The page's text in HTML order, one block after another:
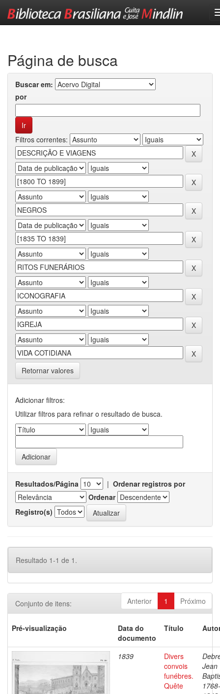
Página de busca
Buscar em:
por
Filtros correntes:
Retornar valores
Adicionar filtros:
Utilizar filtros para refinar o resultado de busca.
Resultados/Página | Ordenar registros por
Ordenar
Registro(s)
Resultado 1-1 de 1.
Anterior 1 Próximo
Conjunto de itens:
Pré-visualização
Data do
documento
Título
1839
Divers
convois
funébres.
Quête
Jean
1768-